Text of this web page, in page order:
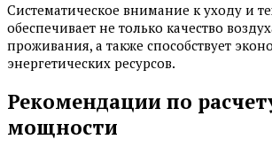
Систематическое внимание к уходу и
обеспечивает не только качество
проживания, а также способствует
энергетических ресурсов.
Рекомендации по
мощности